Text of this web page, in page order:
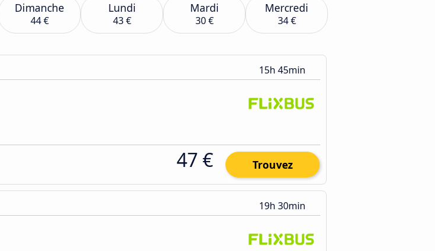
Dimanche
44 €
Lundi
43 €
Mardi
30 €
Mercredi
34 €
15h 45min
47 € Trouvez
19h 30min